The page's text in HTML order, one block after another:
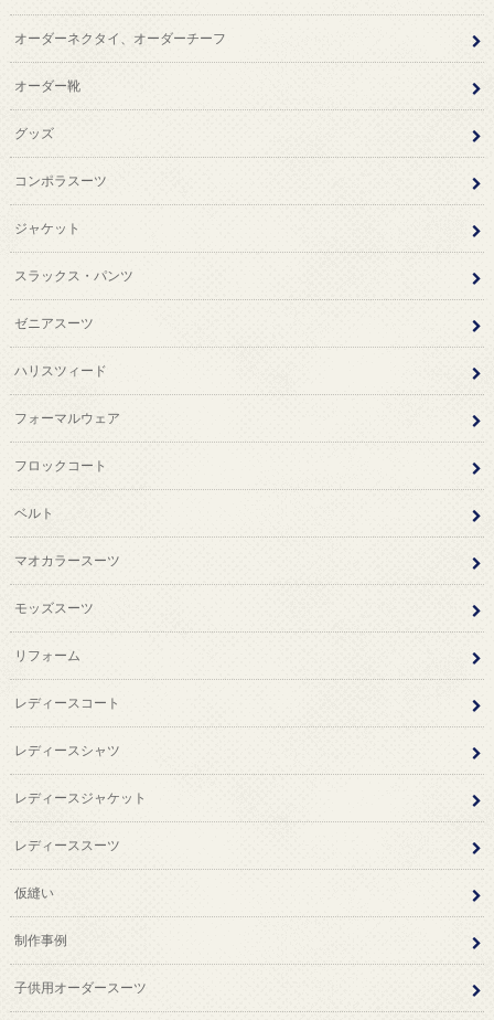
オーダーネクタイ、オーダーチーフ
オーダー靴
グッズ
コンポラスーツ
ジャケット
スラックス・パンツ
ゼニアスーツ
ハリスツィード
フォーマルウェア
フロックコート
ベルト
マオカラースーツ
モッズスーツ
リフォーム
レディースコート
レディースシャツ
レディースジャケット
レディーススーツ
仮縫い
制作事例
子供用オーダースーツ